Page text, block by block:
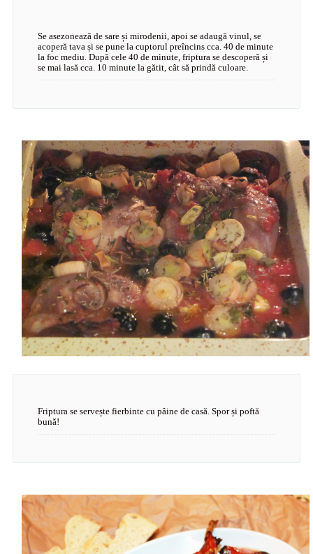
Se asezonează de sare și mirodenii, apoi se adaugă vinul, se
acoperă tava și se pune la cuptorul preîncins cca. 40 de minute
la foc mediu. După cele 40 de minute, friptura se descoperă și
se mai lasă cca. 10 minute la gătit, cât să prindă culoare.
Friptura se servește fierbinte cu pâine de casă. Spor și poftă
bună!